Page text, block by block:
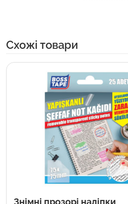
Cхожі товари
Знімні прозорі наліпки